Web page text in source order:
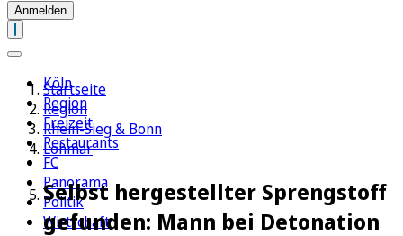
Anmelden
Köln
Region
Freizeit
Restaurants
FC
Panorama
Politik
Wirtschaft
Startseite
Region
Rhein-Sieg & Bonn
Lohmar
Selbst hergestellter Sprengstoff
gefunden: Mann bei Detonation